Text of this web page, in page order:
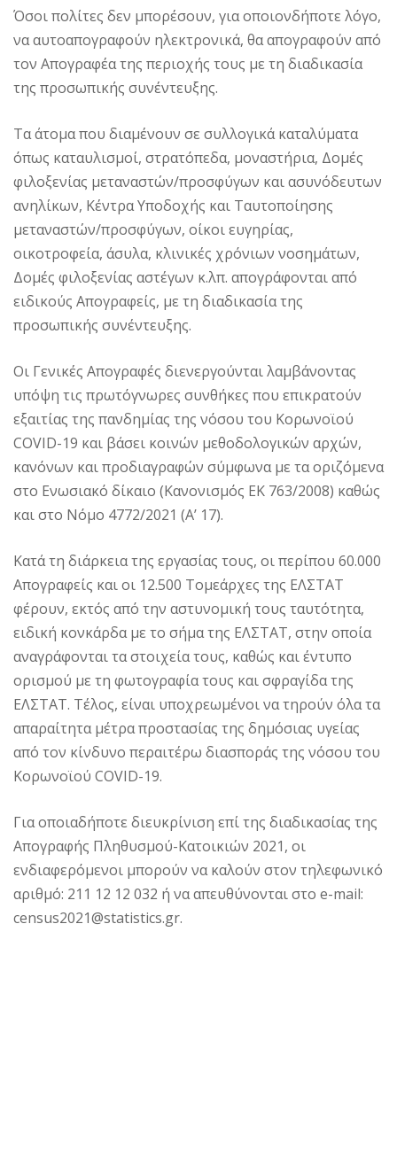
Όσοι πολίτες δεν μπορέσουν, για οποιονδήποτε λόγο,
να αυτοαπογραφούν ηλεκτρονικά, θα απογραφούν από
τον Απογραφέα της περιοχής τους με τη διαδικασία
της προσωπικής συνέντευξης.
Τα άτομα που διαμένουν σε συλλογικά καταλύματα
όπως καταυλισμοί, στρατόπεδα, μοναστήρια, Δομές
φιλοξενίας μεταναστών/προσφύγων και ασυνόδευτων
ανηλίκων, Κέντρα Υποδοχής και Ταυτοποίησης
μεταναστών/προσφύγων, οίκοι ευγηρίας,
οικοτροφεία, άσυλα, κλινικές χρόνιων νοσημάτων,
Δομές φιλοξενίας αστέγων κ.λπ. απογράφονται από
ειδικούς Απογραφείς, με τη διαδικασία της
προσωπικής συνέντευξης.
Οι Γενικές Απογραφές διενεργούνται λαμβάνοντας
υπόψη τις πρωτόγνωρες συνθήκες που επικρατούν
εξαιτίας της πανδημίας της νόσου του Κορωνοϊού
COVID-19 και βάσει κοινών μεθοδολογικών αρχών,
κανόνων και προδιαγραφών σύμφωνα με τα οριζόμενα
στο Ενωσιακό δίκαιο (Κανονισμός ΕΚ 763/2008) καθώς
και στο Νόμο 4772/2021 (Α’ 17).
Κατά τη διάρκεια της εργασίας τους, οι περίπου 60.000
Απογραφείς και οι 12.500 Τομεάρχες της ΕΛΣΤΑΤ
φέρουν, εκτός από την αστυνομική τους ταυτότητα,
ειδική κονκάρδα με το σήμα της ΕΛΣΤΑΤ, στην οποία
αναγράφονται τα στοιχεία τους, καθώς και έντυπο
ορισμού με τη φωτογραφία τους και σφραγίδα της
ΕΛΣΤΑΤ. Τέλος, είναι υποχρεωμένοι να τηρούν όλα τα
απαραίτητα μέτρα προστασίας της δημόσιας υγείας
από τον κίνδυνο περαιτέρω διασποράς της νόσου του
Κορωνοϊού COVID-19.
Για οποιαδήποτε διευκρίνιση επί της διαδικασίας της
Απογραφής Πληθυσμού-Κατοικιών 2021, οι
ενδιαφερόμενοι μπορούν να καλούν στον τηλεφωνικό
αριθμό: 211 12 12 032 ή να απευθύνονται στο e-mail:
census2021@statistics.gr.